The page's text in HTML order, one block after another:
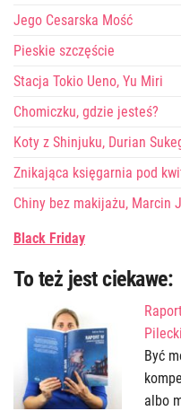
Jego Cesarska Mość
Pieskie szczęście
Stacja Tokio Ueno, Yu Miri
Chomiczku, gdzie jesteś?
Koty z Shinjuku, Durian
Znikająca księgarnia pod
Chiny bez makijażu, Marcin
Black Friday
To też jest ciekawe:
Być
albo